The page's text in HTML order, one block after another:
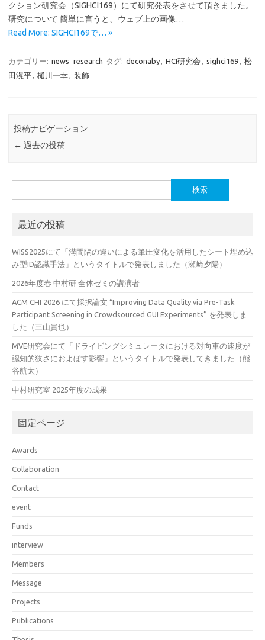
クション研究会（SIGHCI169）にて研究発表をさせて頂きました。
研究について 簡単に言うと、ウェブ上の画像…
Read More: SIGHCI169で… »
カテゴリー: news research タグ: deconaby, HCI研究会 , sighci169, 松
田滉平, 樋川一幸, 装飾
投稿ナビゲーション
← 過去の投稿
索:
最近の投稿
WISS2025にて「溝間隔の違いによる筆圧変化を活用したシート埋め込
み型ID認識手法」というタイトルで発表しました（瀬崎夕陽）
2026年度春 中村研 全体ゼミの講演者
ACM CHI 2026 にて採択論文 “Improving Data Quality via Pre-Task
Participant Screening in Crowdsourced GUI Experiments” を発表しま
した（三山貴也）
MVE研究会にて「ドライビングシミュレータにおける対向車の速度が
認知的狭さにおよぼす影響」というタイトルで発表してきました（熊
谷航太）
中村研究室 2025年度の成果
固定ページ
Awards
Collaboration
Contact
event
Funds
interview
Members
Message
Projects
Publications